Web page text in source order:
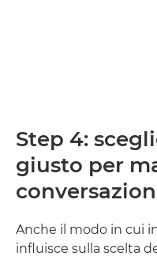
Step 4:
giusto per
Anche il modo in cui
influisce sulla scelta